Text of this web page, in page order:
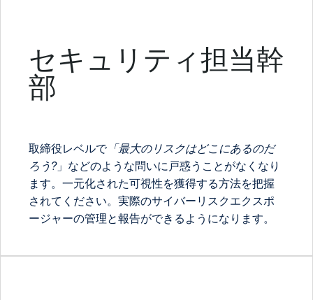
セキュリティ担当幹
部
取締役レベルで「最大のリスクはどこにあるのだ
ろう?」などのような問いに戸惑うことがなくなり
ます。一元化された可視性を獲得する方法を把握
されてください。実際のサイバーリスクエクスポ
ージャーの管理と報告ができるようになります。